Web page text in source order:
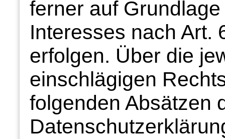
ferner auf
Interesses nach Art.
erfolgen. Über die
einschlägigen
folgenden Absätzen